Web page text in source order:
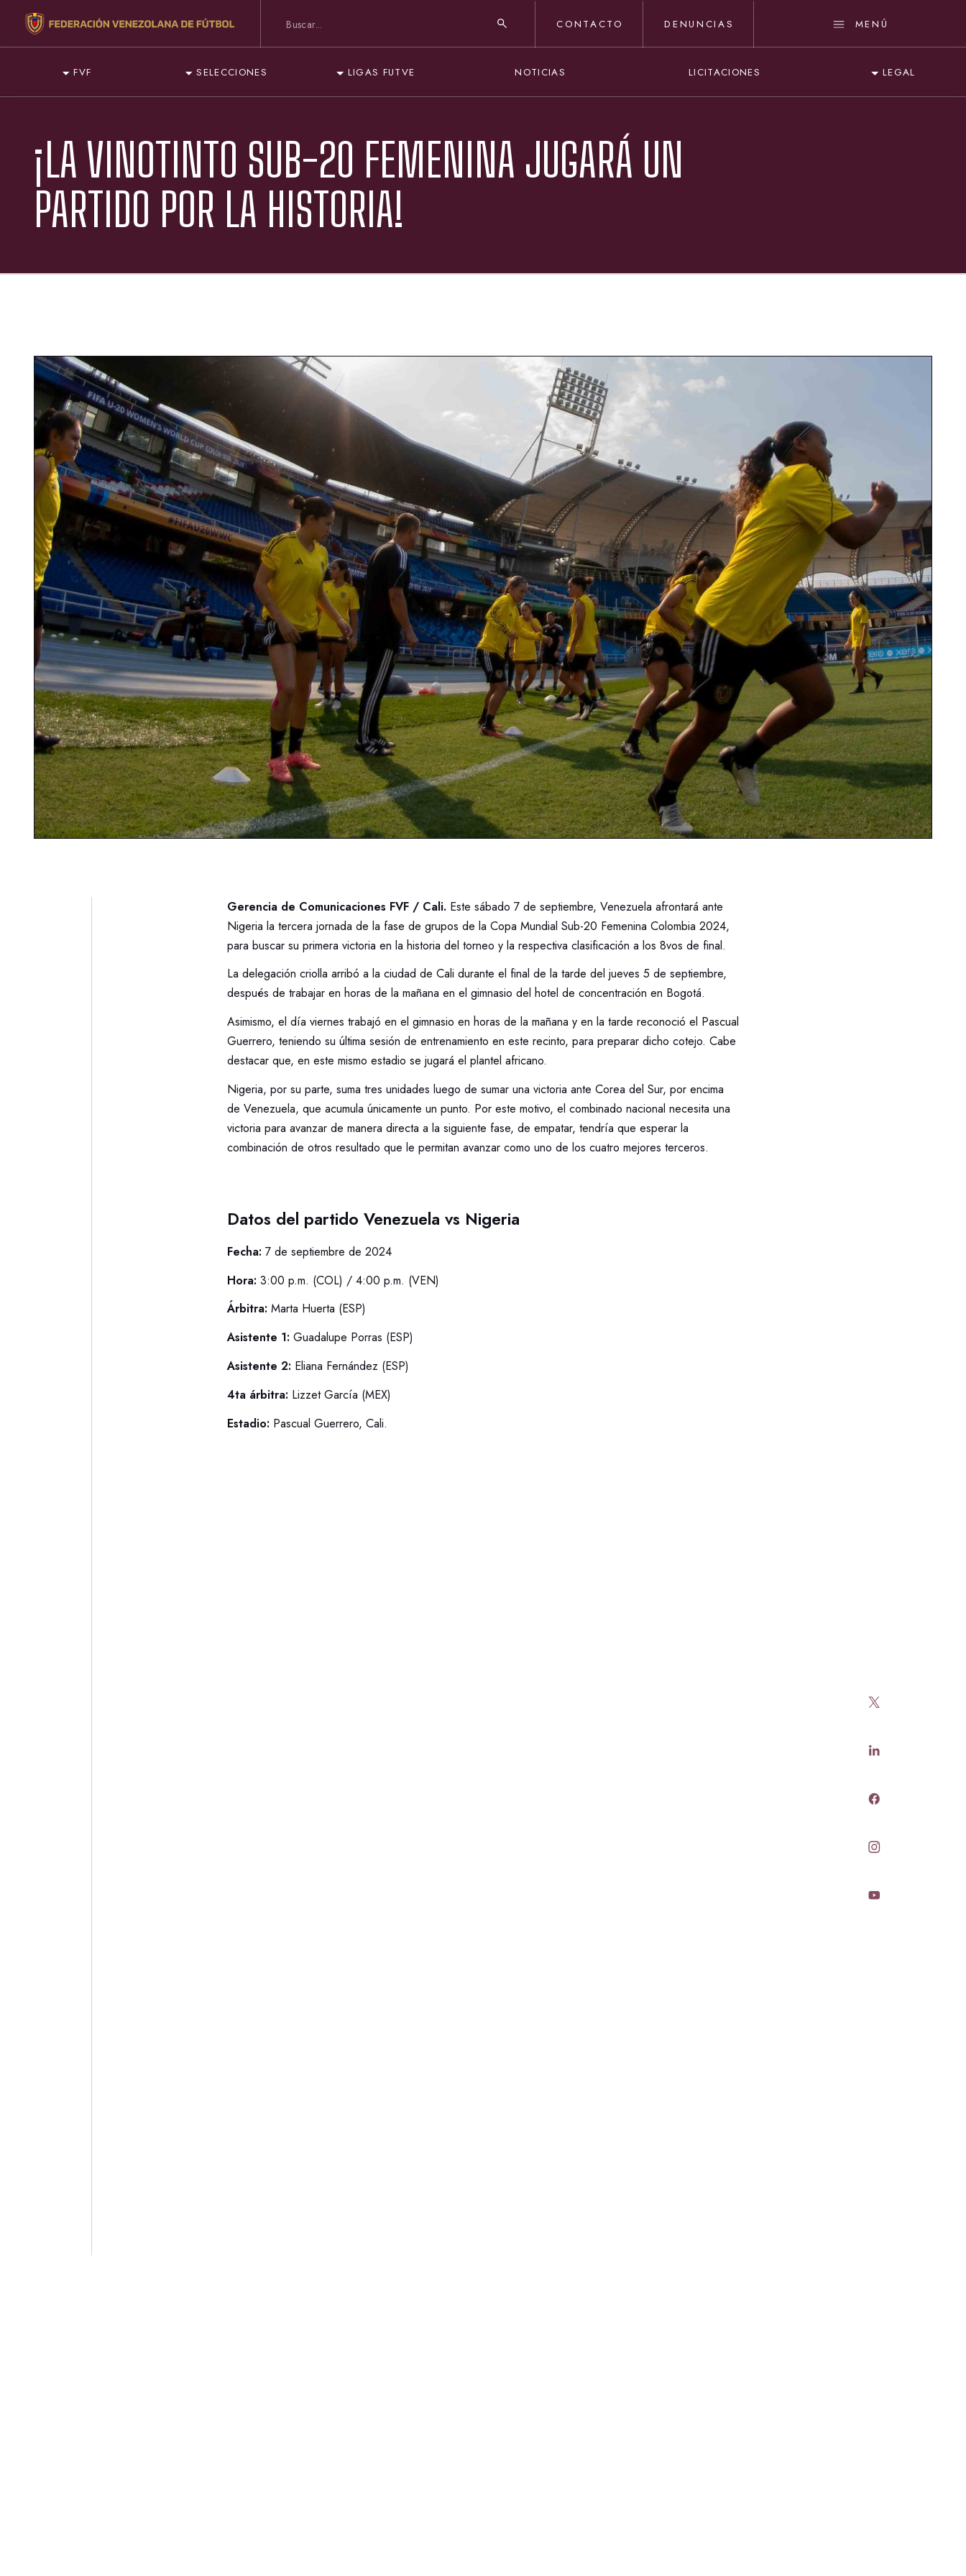
CONTACTO DENUNCIAS MENÚ
FVF SELECCIONES LIGAS FUTVE NOTICIAS LICITACIONES LEGAL
¡LA VINOTINTO SUB-20 FEMENINA JUGARÁ UN
PARTIDO POR LA HISTORIA!
Gerencia de Comunicaciones FVF / Cali. Este sábado 7 de septiembre, Venezuela afrontará ante
Nigeria la tercera jornada de la fase de grupos de la Copa Mundial Sub-20 Femenina Colombia 2024,
para buscar su primera victoria en la historia del torneo y la respectiva clasificación a los 8vos de final.
La delegación criolla arribó a la ciudad de Cali durante el final de la tarde del jueves 5 de septiembre,
después de trabajar en horas de la mañana en el gimnasio del hotel de concentración en Bogotá.
Asimismo, el día viernes trabajó en el gimnasio en horas de la mañana y en la tarde reconoció el Pascual
Guerrero, teniendo su última sesión de entrenamiento en este recinto, para preparar dicho cotejo. Cabe
destacar que, en este mismo estadio se jugará el plantel africano.
Nigeria, por su parte, suma tres unidades luego de sumar una victoria ante Corea del Sur, por encima
de Venezuela, que acumula únicamente un punto. Por este motivo, el combinado nacional necesita una
victoria para avanzar de manera directa a la siguiente fase, de empatar, tendría que esperar la
combinación de otros resultado que le permitan avanzar como uno de los cuatro mejores terceros.
Datos del partido Venezuela vs Nigeria
Fecha: 7 de septiembre de 2024
Hora: 3:00 p.m. (COL) / 4:00 p.m. (VEN)
Árbitra: Marta Huerta (ESP)
Asistente 1: Guadalupe Porras (ESP)
Asistente 2: Eliana Fernández (ESP)
4ta árbitra: Lizzet García (MEX)
Estadio: Pascual Guerrero, Cali.